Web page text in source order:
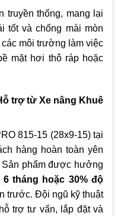
truyền thống, mang lại
tốt và chống mài mòn
môi trường làm việc
mặt hơi thô ráp hoặc
trợ từ Xe nâng Khuê
815-15 (28x9-15) tại
hàng hoàn toàn yên
phẩm được hưởng
6 tháng hoặc 30% độ
trước. Đội ngũ kỹ thuật
trợ tư vấn, lắp đặt và